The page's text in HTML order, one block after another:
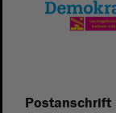
Postanschrift